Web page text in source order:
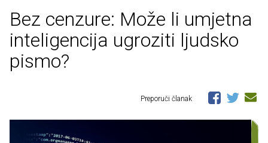
Bez cenzure: Može li umjetna
inteligencija ugroziti ljudsko
pismo?
Preporuči članak